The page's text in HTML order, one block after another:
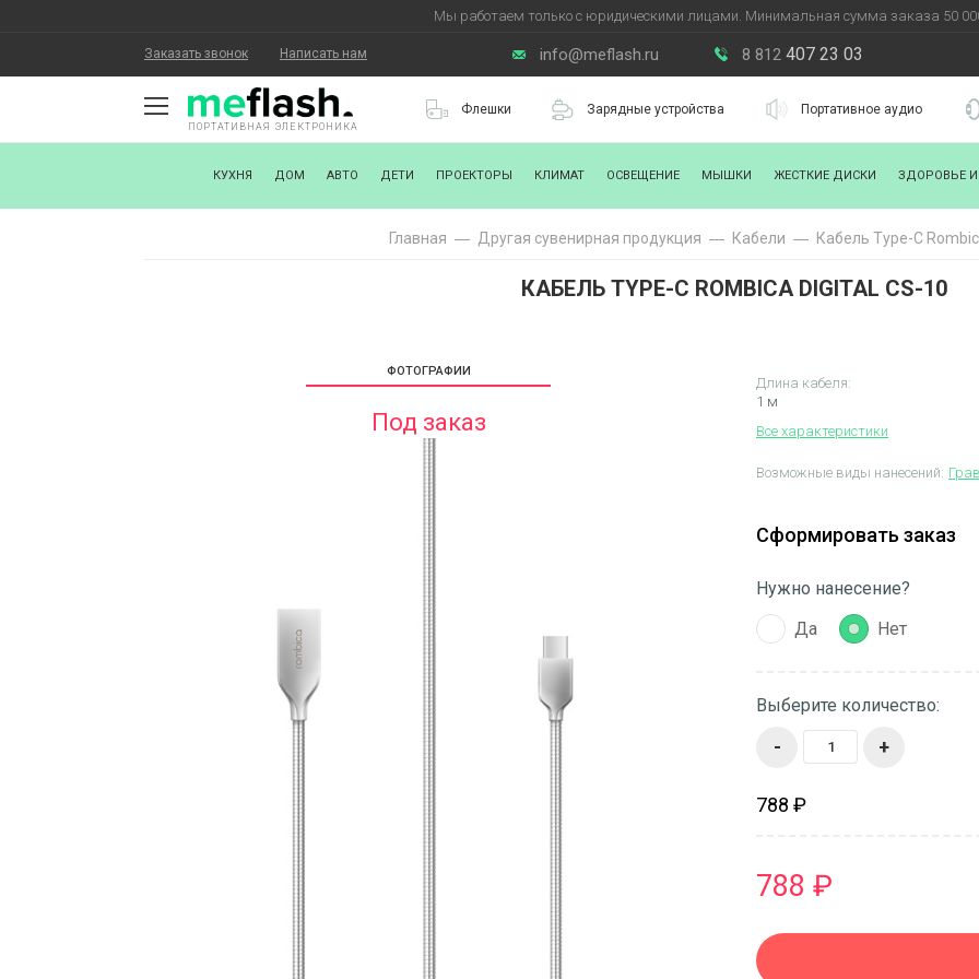
Мы работаем только с юридическими лицами. Минимальная сумма заказа 50
Заказать звонок Написать нам info@meflash.ru 8 812407 23 03
КАК КУПИТЬ
ПОРТАТИВНАЯ ЭЛЕКТРОНИКА
Флешки Зарядные устройства Портативное аудио
КУХНЯ ДОМ АВТО ДЕТИ ПРОЕКТОРЫ КЛИМАТ ОСВЕЩЕНИЕ МЫШКИ ЖЕСТКИЕ ДИСКИ ЗДОРОВЬЕ
Главная Другая сувенирная продукция Кабели Кабель Type-C
КАБЕЛЬ TYPE-C ROMBICA DIGITAL CS-10
ФОТОГРАФИИ
Под заказ
Длина кабеля:
1 м
Все характеристики
Возможные виды нанесений:
Сформировать заказ
Нужно нанесение?
Да
Нет
Выберите количество:
- +
788 ₽
788 ₽